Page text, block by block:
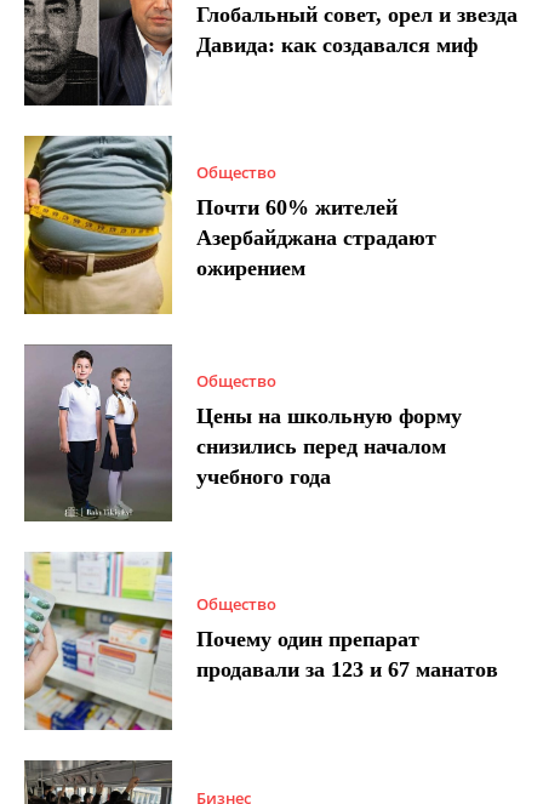
Глобальный совет, орел и звезда
Давида: как создавался миф
Общество
Почти 60% жителей
Азербайджана страдают
ожирением
Общество
Цены на школьную форму
снизились перед началом
учебного года
Общество
Почему один препарат
продавали за 123 и 67 манатов
Бизнес